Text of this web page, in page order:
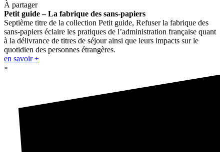
À partager
Petit guide – La fabrique des sans-papiers
Septième titre de la collection Petit guide, Refuser la fabrique des
sans-papiers éclaire les pratiques de l’administration française quant
à la délivrance de titres de séjour ainsi que leurs impacts sur le
quotidien des personnes étrangères.
en savoir +
»